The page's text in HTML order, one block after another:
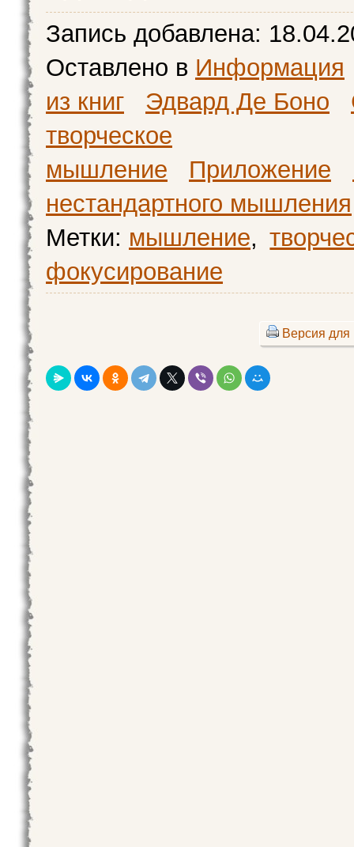
Запись добавлена:
Оставлено в Информация
из книг
Эдвард Де Боно
творческое
мышление
Приложение
нестандартного мышления
Метки: мышление,
фокусирование
Версия для